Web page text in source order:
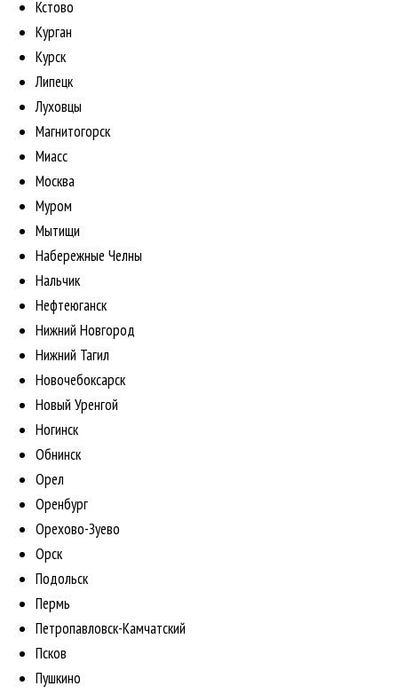
Кстово
Курган
Курск
Липецк
Луховцы
Магнитогорск
Миасс
Москва
Муром
Мытищи
Набережные Челны
Нальчик
Нефтеюганск
Нижний Новгород
Нижний Тагил
Новочебоксарск
Новый Уренгой
Ногинск
Обнинск
Орел
Оренбург
Орехово-Зуево
Орск
Подольск
Пермь
Петропавловск-Камчатский
Псков
Пушкино